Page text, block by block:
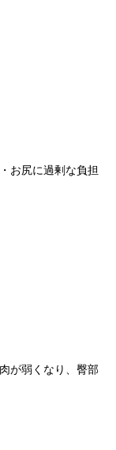
お尻に過剰な負担
が弱くなり、臀部